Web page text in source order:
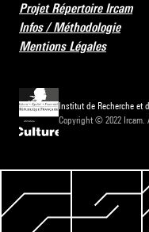
Projet Répertoire Ircam
Infos / Méthodologie
Mentions Légales
Institut de Recherche et
Copyright © 2022 Ircam.